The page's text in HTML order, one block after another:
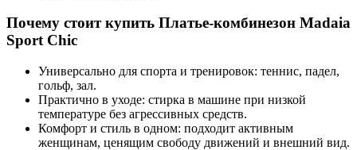
Почему стоит купить Платье-комбинезон Madaia
Sport Chic
Универсально для спорта и тренировок: теннис, падел,
гольф, зал.
Практично в уходе: стирка в машине при низкой
температуре без агрессивных средств.
Комфорт и стиль в одном: подходит активным
женщинам, ценящим свободу движений и внешний вид.